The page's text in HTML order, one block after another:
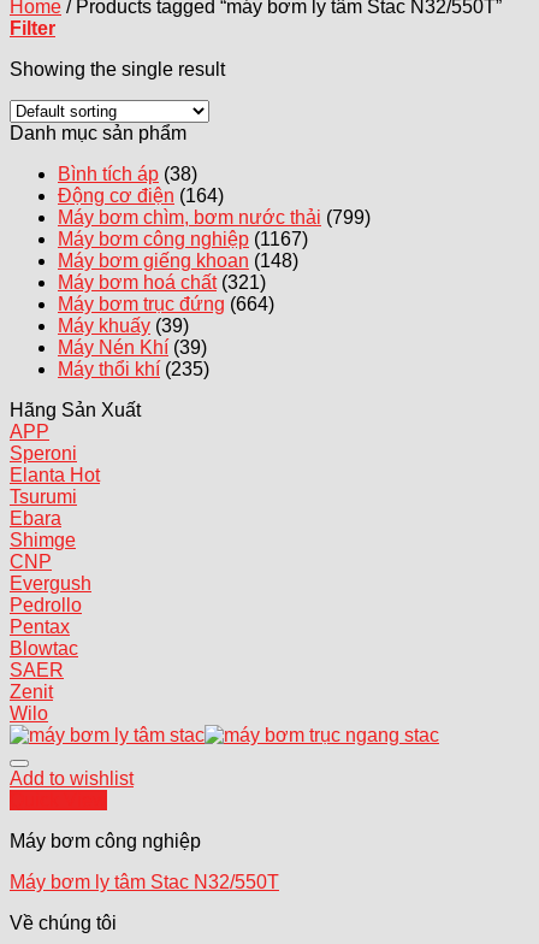
Home /Products tagged “máy bơm ly tâm Stac N32/550T”
Filter
Showing the single result
Danh mục sản phẩm
Bình tích áp (38)
Động cơ điện (164)
Máy bơm chìm, bơm nước thải (799)
Máy bơm công nghiệp (1167)
Máy bơm giếng khoan (148)
Máy bơm hoá chất (321)
Máy bơm trục đứng (664)
Máy khuấy (39)
Máy Nén Khí (39)
Máy thổi khí (235)
Hãng Sản Xuất
APP
Speroni
Elanta
Tsurumi
Ebara
Shimge
CNP
Evergush
Pedrollo
Pentax
Blowtac
SAER
Zenit
Wilo
Add to wishlist
Máy bơm công nghiệp
Máy bơm ly tâm Stac N32/550T
Về chúng tôi